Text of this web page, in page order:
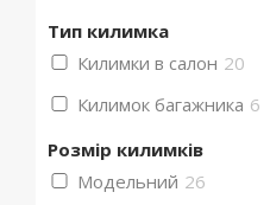
Тип килимка
Килимки в салон 20
Килимок багажника 6
Розмір килимків
Модельний 26